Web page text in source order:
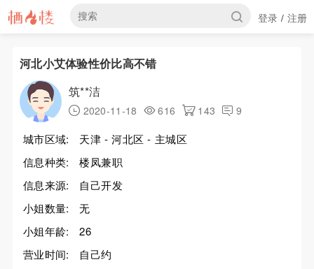
登录 / 注册
河北小艾体验性价比高不错
筑**洁
2020-11-18 616 143 9
城市区域:
天津 - 河北区 - 主城区
信息种类:
楼凤兼职
信息来源:
自己开发
小姐数量:
无
小姐年龄:
26
营业时间:
自己约